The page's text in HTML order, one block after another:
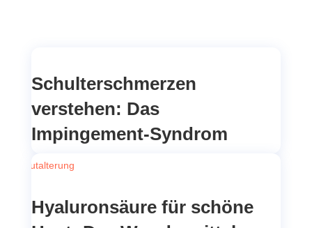
Schulterschmerzen
verstehen: Das
Impingement-Syndrom
Hyaluronsäure für schöne